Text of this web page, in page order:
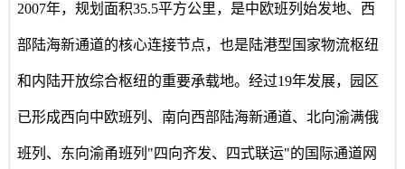
2007年，规划面积35.5平方公里，是中欧班列始发地、西
部陆海新通道的核心连接节点，也是陆港型国家物流枢纽
和内陆开放综合枢纽的重要承载地。经过19年发展，园区
已形成西向中欧班列、南向西部陆海新通道、北向渝满俄
班列、东向渝甬班列"四向齐发、四式联运"的国际通道网